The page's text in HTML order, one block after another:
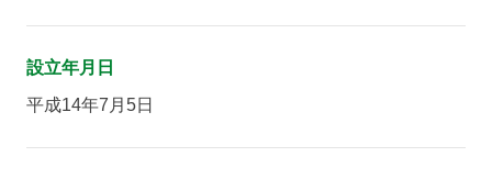
設立年月日
平成14年7月5日